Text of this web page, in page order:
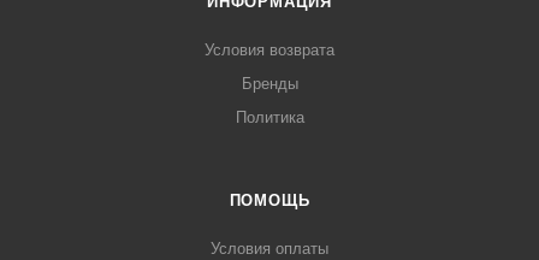
Условия возврата
Бренды
Политика
ПОМОЩЬ
Условия оплаты